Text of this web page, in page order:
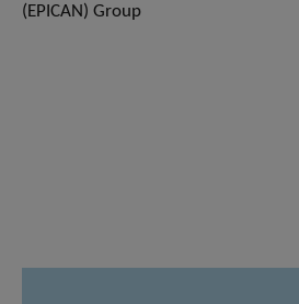
(EPICAN) Group